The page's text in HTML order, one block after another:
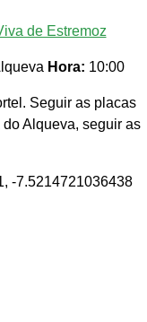
de Estremoz
Hora: 10:00
Seguir as placas
Alqueva, seguir as
-7.5214721036438